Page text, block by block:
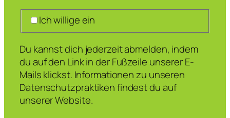
Ich willige ein
Du kannst dich jederzeit abmelden, indem
du auf den Link in der Fußzeile unserer E-
Mails klickst. Informationen zu unseren
Datenschutzpraktiken findest du auf
unserer Website.